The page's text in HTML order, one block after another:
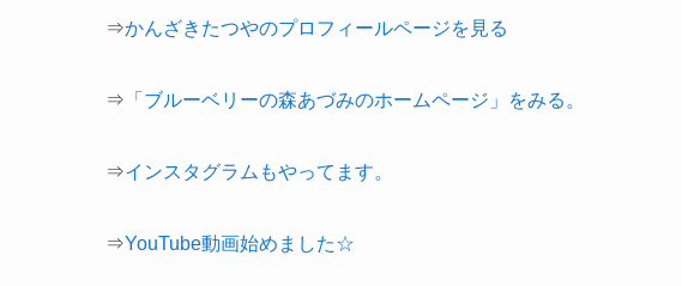
⇒かんざきたつやのプロフィールページを見る
⇒ 「ブルーベリーの森あづみのホームページ」をみる。
⇒インスタグラムもやってます。
⇒YouTube動画始めました☆